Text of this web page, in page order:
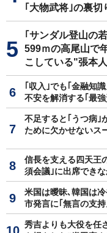
｢大物武将｣の裏切
｢サンダル登山の
599ｍの高尾山で
こしている"張本
｢収入｣でも｢金融知
不安を解消する｢最
不足すると｢うつ病｣
ために欠かせないス
信長を支える四天王
須会議｣に出席でき
米国は曖昧､韓国は
市発言に｢無言の支
秀吉よりも大役を任